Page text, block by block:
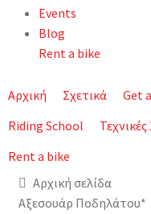
Events
Blog
Rent a bike
Αρχική Σχετικά Get
Riding School
Rent a bike
Αρχική σελίδα
Αξεσουάρ Ποδηλάτου*